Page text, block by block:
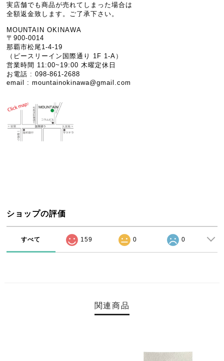
実店舗でも商品が売れてしまった場合は
全額返金致します。ご了承下さい。
MOUNTAIN OKINAWA
〒900-0014
那覇市松尾1-4-19
（ピースリーイン国際通り 1F 1-A）
営業時間 11:00~19:00 木曜定休日
お電話 : 098-861-2688
email :mountainokinawa@gmail.com
ショップの評価
すべて 159 0 0
関連商品